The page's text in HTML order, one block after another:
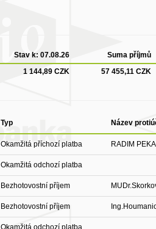
Stav k: 07.08.26
Suma příjmů
1 144,89 CZK 57 455,11 CZK
Typ Název
Okamžitá příchozí platba RADIM
Okamžitá odchozí platba
Bezhotovostní příjem
Bezhotovostní příjem
Okamžitá odchozí platba